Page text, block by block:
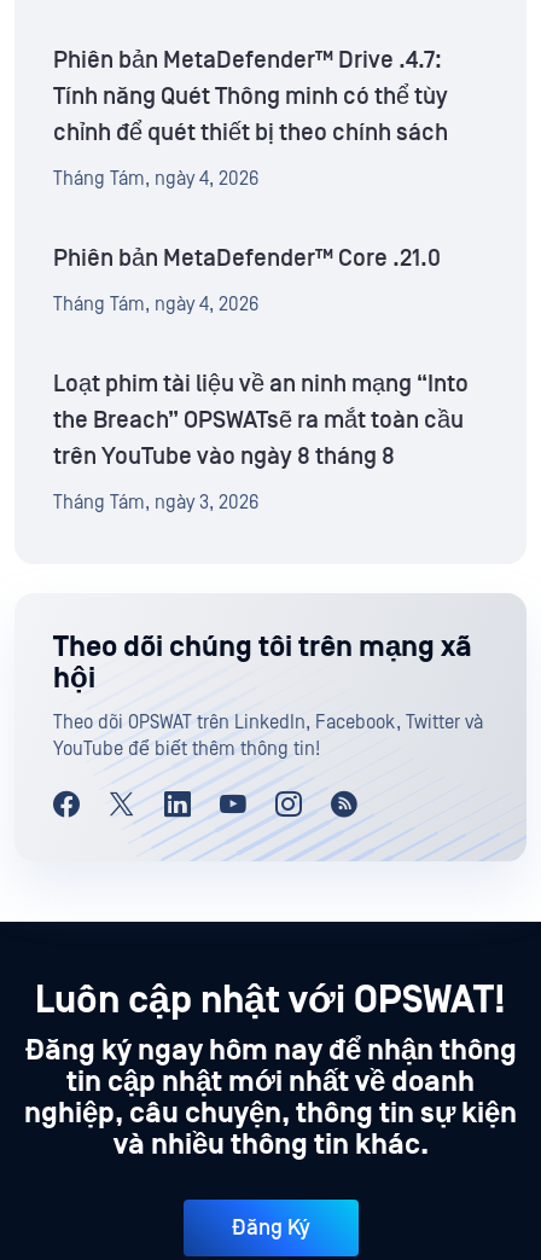
Phiên bản MetaDefender™ Drive .4.7:
Tính năng Quét Thông minh có thể tùy
chỉnh để quét thiết bị theo chính sách
Tháng Tám, ngày 4, 2026
Phiên bản MetaDefender™ Core .21.0
Tháng Tám, ngày 4, 2026
Loạt phim tài liệu về an ninh mạng “Into
the Breach” OPSWATsẽ ra mắt toàn cầu
trên YouTube vào ngày 8 tháng 8
Tháng Tám, ngày 3, 2026
Theo dõi chúng tôi trên mạng xã
hội
Theo dõi OPSWAT trên LinkedIn, Facebook, Twitter và
YouTube để biết thêm thông tin!
Luôn cập nhật với OPSWAT!
Đăng ký ngay hôm nay để nhận thông
tin cập nhật mới nhất về doanh
nghiệp, câu chuyện, thông tin sự kiện
và nhiều thông tin khác.
Đăng Ký